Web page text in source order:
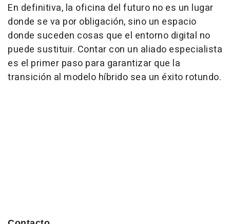
En definitiva, la oficina del futuro no es un lugar
donde se va por obligación, sino un espacio
donde suceden cosas que el entorno digital no
puede sustituir. Contar con un aliado especialista
es el primer paso para garantizar que la
transición al modelo híbrido sea un éxito rotundo.